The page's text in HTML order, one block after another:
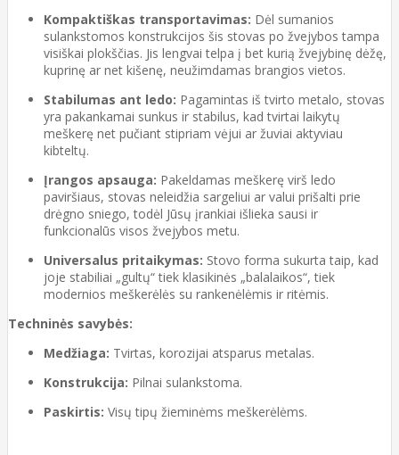
Kompaktiškas transportavimas: Dėl sumanios
sulankstomos konstrukcijos šis stovas po žvejybos tampa
visiškai plokščias. Jis lengvai telpa į bet kurią žvejybinę dėžę,
kuprinę ar net kišenę, neužimdamas brangios vietos.
Stabilumas ant ledo: Pagamintas iš tvirto metalo, stovas
yra pakankamai sunkus ir stabilus, kad tvirtai laikytų
meškerę net pučiant stipriam vėjui ar žuviai aktyviau
kibteltų.
Įrangos apsauga: Pakeldamas meškerę virš ledo
paviršiaus, stovas neleidžia sargeliui ar valui prišalti prie
drėgno sniego, todėl Jūsų įrankiai išlieka sausi ir
funkcionalūs visos žvejybos metu.
Universalus pritaikymas: Stovo forma sukurta taip, kad
joje stabiliai „gultų“ tiek klasikinės „balalaikos“, tiek
modernios meškerėlės su rankenėlėmis ir ritėmis.
Techninės savybės:
Medžiaga: Tvirtas, korozijai atsparus metalas.
Konstrukcija: Pilnai sulankstoma.
Paskirtis: Visų tipų žieminėms meškerėlėms.